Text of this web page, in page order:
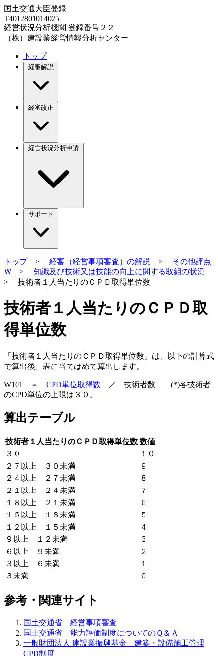
国土交通大臣登録
T4012801014025
経営状況分析機関 登録番号２２
（株）建設業経営情報分析センター
トップ
経審解説
経審改正
経営状況分析申請
サポート
トップ> 経審（経営事項審査）の解説 > その他評点
Ｗ > 知識及び技術又は技能の向上に関する取組の状況
> 技術者１人当たりのＣＰＤ取得単位数
技術者１人当たりのＣＰＤ取
得単位数
「技術者１人当たりのＣＰＤ取得単位数」は、以下の計算式
で算出後、表に当てはめて算出します。
W101 ＝ CPD単位取得数 ／ 技術者数 (*)各技術者
のCPD単位の上限は３０。
算出テーブル
技術者１人当たりのＣＰＤ取得単位数 数値
３０
１０
２７以上 ３０未満
９
２４以上 ２７未満
８
２１以上 ２４未満
７
１８以上 ２１未満
６
１５以上 １８未満
５
１２以上 １５未満
４
９以上 １２未満
３
６以上 ９未満
２
３以上 ６未満
１
３未満
０
参考・関連サイト
国土交通省 経営事項審査
国土交通省 能力評価制度についてのＱ＆Ａ
一般財団法人 建設業振興基金 建築・設備施工管理
CPD制度